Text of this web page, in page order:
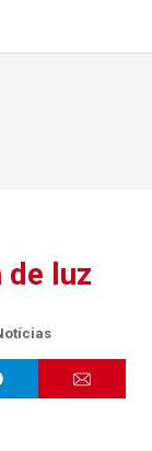
de luz